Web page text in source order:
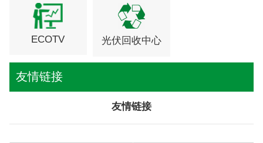
ECOTV 光伏回收中心
友情链接
友情链接